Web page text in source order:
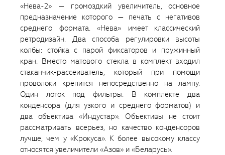
«Нева-2» — громоздкий увеличитель, основное
предназначение которого — печать с негативов
среднего формата. «Нева» имеет классический
ретродизайн. Два способа регулировки высоты
колбы: стойка с парой фиксаторов и пружинный
кран. Вместо матового стекла в комплект входил
стаканчик-рассеиватель, который при помощи
проволоки крепится непосредственно на лампу.
Один лоток под фильтры. В комплекте два
конденсора (для узкого и среднего форматов) и
два объектива «Индустар». Объективы не стоит
рассматривать всерьез, но качество конденсоров
лучше, чем у «Крокуса». К более высокому классу
относятся увеличители «Азов» и «Беларусь».